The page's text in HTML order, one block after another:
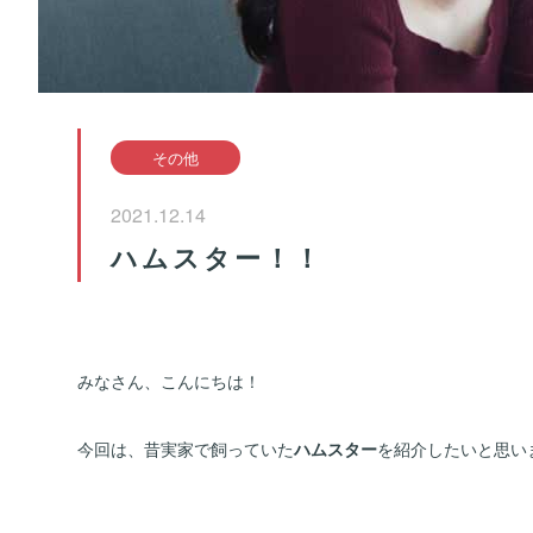
その他
2021.12.14
ハムスター！！
みなさん、こんにちは！
今回は、昔実家で飼っていたハムスターを紹介したいと思い